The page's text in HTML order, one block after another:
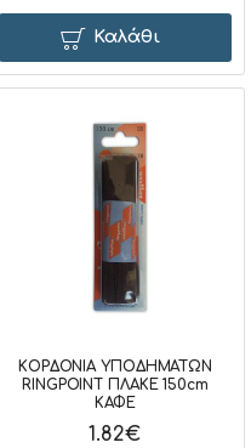
Καλάθι
ΚΟΡΔΟΝΙΑ ΥΠΟΔΗΜΑΤΩΝ
RINGPOINT ΠΛΑΚΕ 150cm
ΚΑΦΕ
1.82€